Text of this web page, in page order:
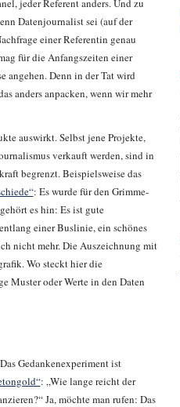
Datenjournalist sei (auf der
einer Referentin genau
für die Anfangszeiten einer
angehen. Denn in der Tat wird
anders anpacken, wenn wir mehr
auswirkt. Selbst jene Projekte,
verkauft werden, sind in
begrenzt. Beispielsweise das
: Es wurde für den Grimme-
es hin: Es ist gute
einer Buslinie, ein schönes
nicht mehr. Die Auszeichnung mit
Wo steckt hier die
Muster oder Werte in den Daten
Gedankenexperiment ist
: „Wie lange reicht der
Ja, möchte man rufen: Das